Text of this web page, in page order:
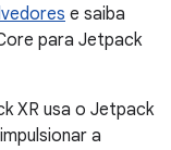
e saiba
para Jetpack
XR usa o Jetpack
a